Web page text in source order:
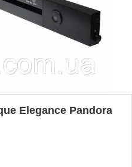
Elegance Pandora